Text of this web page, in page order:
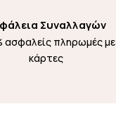
Συναλλαγών
ασφαλείς πληρωμές με
κάρτες